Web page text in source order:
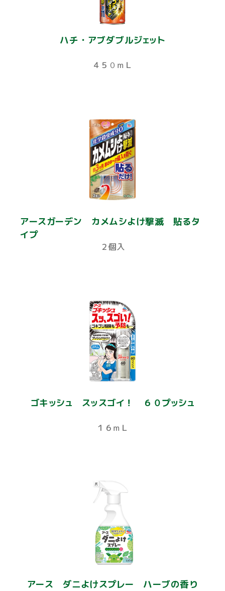
ハチ・アブダブルジェット
４５０ｍＬ
アースガーデン カメムシよけ撃滅 貼るタ
イプ
２個入
ゴキッシュ スッスゴイ！ ６０プッシュ
１６ｍＬ
アース ダニよけスプレー ハーブの香り